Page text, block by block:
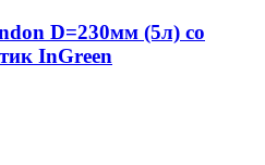
D=230мм (5л) со
InGreen